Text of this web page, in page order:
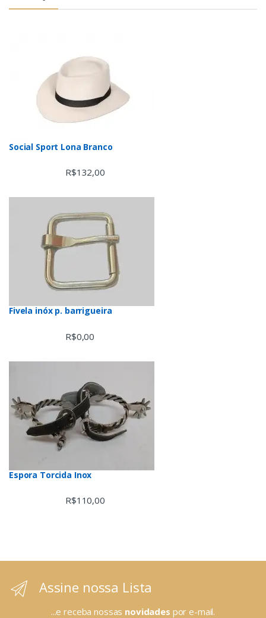
Social Sport Lona Branco
R$132,00
Fivela inóx p. barrigueira
R$0,00
Espora Torcida Inox
R$110,00
Assine nossa Lista
...e receba nossas novidades por e-mail.